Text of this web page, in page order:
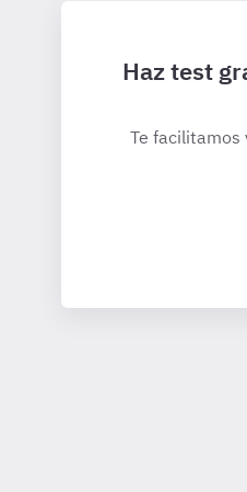
Haz test
Te